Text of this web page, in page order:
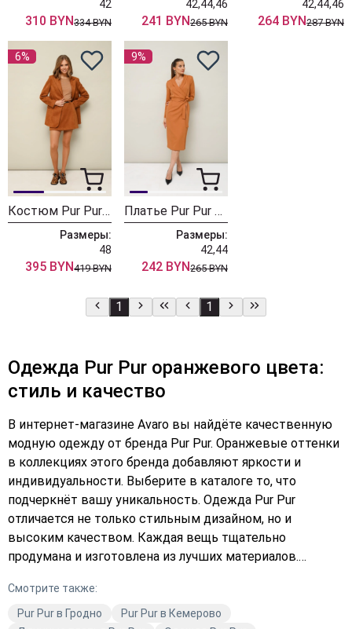
42
310 BYN334 BYN
42,44,46
241 BYN265 BYN
42,44,46
264 BYN287 BYN
6%
Костюм Pur Pur 11-336
Размеры:
48
395 BYN419 BYN
9%
Платье Pur Pur 11-221
Размеры:
42,44
242 BYN265 BYN
1 1
Одежда Pur Pur оранжевого цвета:
стиль и качество
В интернет-магазине Avaro вы найдёте качественную
модную одежду от бренда Pur Pur. Оранжевые оттенки
в коллекциях этого бренда добавляют яркости и
индивидуальности. Выберите в каталоге то, что
подчеркнёт вашу уникальность. Одежда Pur Pur
отличается не только стильным дизайном, но и
высоким качеством. Каждая вещь тщательно
продумана и изготовлена из лучших материалов.
радовать вас и привлекать восхищённые взгляды.
Закажите с доставкой прямо сейчас и добавьте яркие
Смотрите также:
Pur Pur в Гродно
Pur Pur в Кемерово